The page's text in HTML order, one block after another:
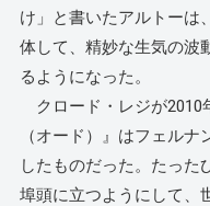
け」と書いたアルトーは
体して、精妙な生気の波
るようになった。
クロード・レジが2010
（オード）』はフェル
したものだった。たった
埠頭に立つようにして、